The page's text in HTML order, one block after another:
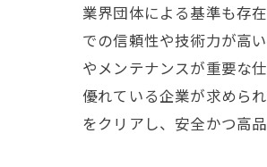
業界団体による基準も存
での信頼性や技術力が高
やメンテナンスが重要な
優れている企業が求めら
をクリアし、安全かつ高